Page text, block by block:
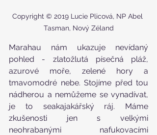
Copyright © 2019 Lucie Plicová, NP Abel
Tasman, Nový Zéland
Marahau nám ukazuje nevídaný
pohled - zlatožlutá písečná pláž,
azurové moře, zelené hory a
tmavomodré nebe. Stojíme před tou
nádherou a nemůžeme se vynadívat,
je to seakajakářský ráj. Máme
zkušenosti jen s velkými
neohrabanými nafukovacími